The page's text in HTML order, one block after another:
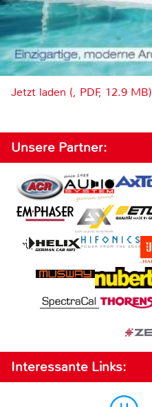
Jetzt laden (, PDF, 12.9 MB)
Unsere Partner:
Interessante Links: